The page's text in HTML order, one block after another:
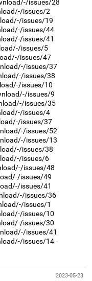
issues/28
issues/2
issues/19
issues/44
issues/41
issues/5
issues/47
issues/37
issues/38
issues/10
issues/9
issues/35
issues/4
issues/37
issues/52
issues/13
issues/38
issues/6
issues/48
issues/49
issues/41
issues/36
issues/1
issues/10
issues/30
issues/41
issues/14
2023-05-23